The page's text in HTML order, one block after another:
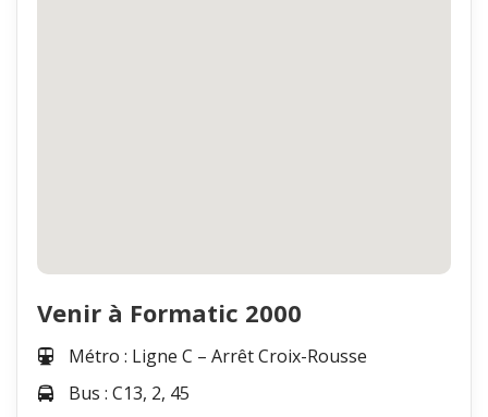
Venir à Formatic 2000
Métro : Ligne C – Arrêt Croix-Rousse
Bus : C13, 2, 45